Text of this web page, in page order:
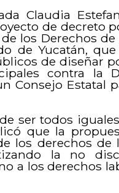
Claudia
de decreto
los Derechos
de Yucatán,
de diseñar
contra la
Consejo Estatal
ser todos
que la
los derechos de
la no
a los derechos